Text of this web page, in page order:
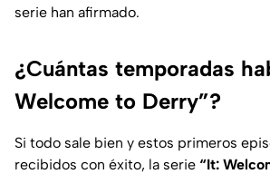
serie han afirmado.
¿Cuántas temporadas
Welcome to Derry”?
Si todo sale bien y estos primeros
recibidos con éxito, la serie “It: